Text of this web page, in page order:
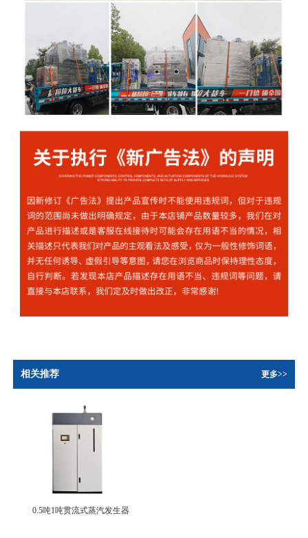
相关推荐 更多>>
0.5吨1吨贯流式蒸汽发生器